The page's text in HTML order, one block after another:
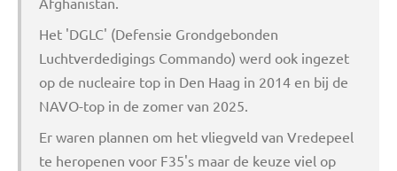
Het 'DGLC' (Defensie Grondgebonden
Luchtverdedigings Commando) werd ook ingezet
op de nucleaire top in Den Haag in 2014 en bij de
NAVO-top in de zomer van 2025.
Er waren plannen om het vliegveld van Vredepeel
te heropenen voor F35's maar de keuze viel op